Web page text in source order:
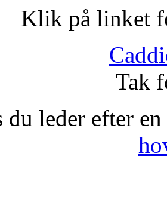
Klik på linket
Tak
du leder efter